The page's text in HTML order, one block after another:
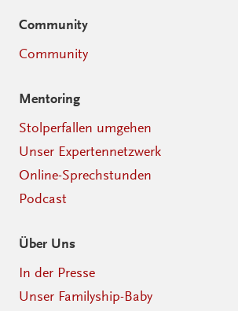
Community
Community
Mentoring
Stolperfallen umgehen
Unser Expertennetzwerk
Online-Sprechstunden
Podcast
Über Uns
In der Presse
Unser Familyship-Baby